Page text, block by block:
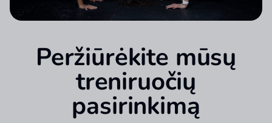
Peržiūrėkite mūsų
treniruočių
pasirinkimą